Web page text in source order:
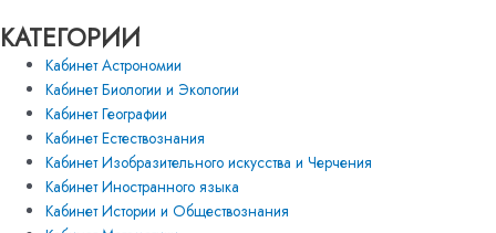
КАТЕГОРИИ
Кабинет Астрономии
Кабинет Биологии и Экологии
Кабинет Географии
Кабинет Естествознания
Кабинет Изобразительного искусства и Черчения
Кабинет Иностранного языка
Кабинет Истории и Обществознания